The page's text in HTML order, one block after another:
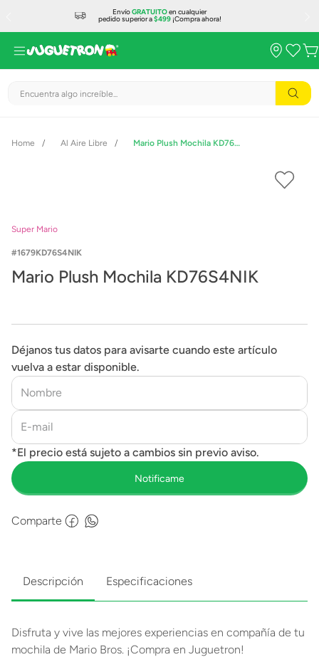
EnvíoGRATUITOen cualquier
pedido superior a$499¡Compra ahora!
Encuentra algo increíble...
Al Aire Libre Mario Plush Mochila KD76S4NIK
Super Mario
1679KD76S4NIK
Mario Plush Mochila KD76S4NIK
Déjanos tus datos para avisarte cuando este artículo
vuelva a estar disponible.
Comparte
Descripción Especificaciones
Disfruta y vive las mejores experiencias en compañía de tu
mochila de Mario Bros. ¡Compra en Juguetron!